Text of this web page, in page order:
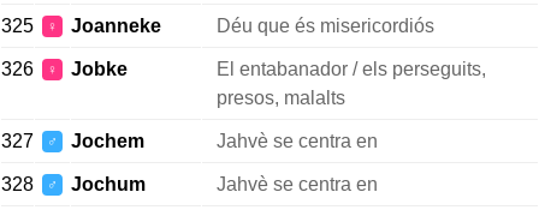
325 ♀ Joanneke Déu que és misericordiós
326 ♀ Jobke
El entabanador / els perseguits,
presos, malalts
327 ♂ Jochem Jahvè se centra en
328 ♂ Jochum Jahvè se centra en